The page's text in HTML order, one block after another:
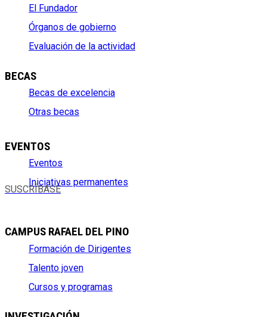
El Fundador
Órganos de gobierno
Evaluación de la actividad
BECAS
Becas de excelencia
Otras becas
EVENTOS
Eventos
Iniciativas permanentes
SUSCRÍBASE
CAMPUS RAFAEL DEL PINO
Formación de Dirigentes
Talento joven
Cursos y programas